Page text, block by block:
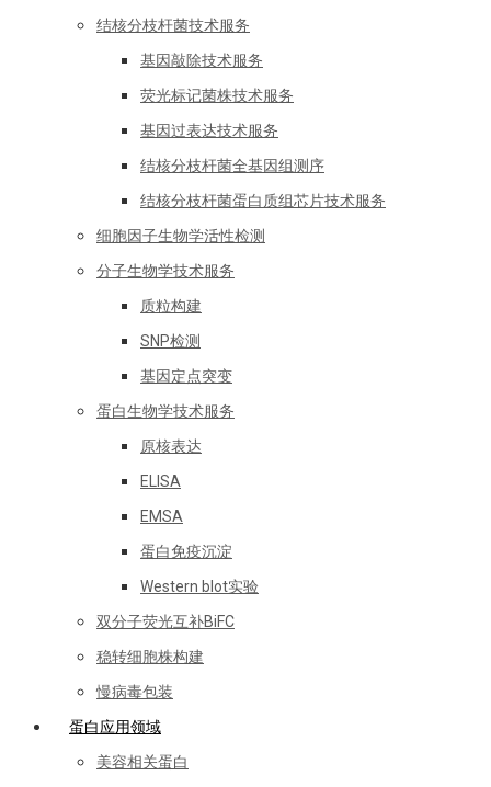
结核分枝杆菌技术服务
基因敲除技术服务
荧光标记菌株技术服务
基因过表达技术服务
结核分枝杆菌全基因组测序
结核分枝杆菌蛋白质组芯片技术服务
细胞因子生物学活性检测
分子生物学技术服务
质粒构建
SNP检测
基因定点突变
蛋白生物学技术服务
原核表达
ELISA
EMSA
蛋白免疫沉淀
Western blot实验
双分子荧光互补BiFC
稳转细胞株构建
慢病毒包装
蛋白应用领域
美容相关蛋白